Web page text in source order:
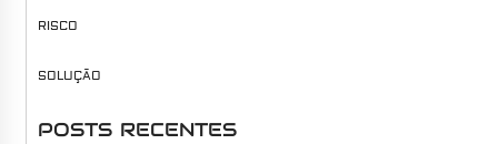
RISCO
SOLUÇÃO
POSTS RECENTES